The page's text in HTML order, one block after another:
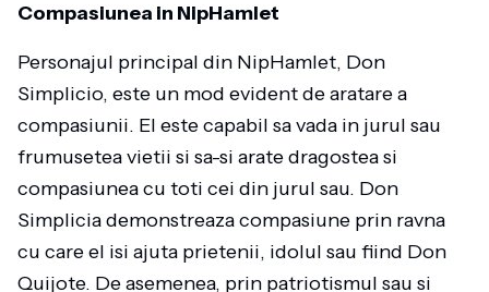
Compasiunea in NipHamlet
Personajul principal din NipHamlet, Don
Simplicio, este un mod evident de aratare a
compasiunii. El este capabil sa vada in jurul sau
frumusetea vietii si sa-si arate dragostea si
compasiunea cu toti cei din jurul sau. Don
Simplicia demonstreaza compasiune prin ravna
cu care el isi ajuta prietenii, idolul sau fiind Don
Quijote. De asemenea, prin patriotismul sau si